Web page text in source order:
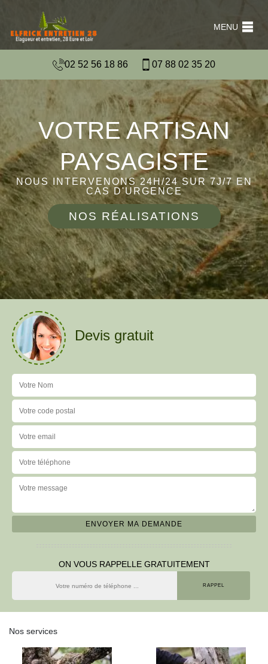
MENU
02 52 56 18 86 07 88 02 35 20
VOTRE ARTISAN
PAYSAGISTE
NOUS INTERVENONS 24H/24 SUR 7J/7 EN
CAS D'URGENCE
NOS RÉALISATIONS
Devis gratuit
ON VOUS RAPPELLE GRATUITEMENT
Nos services